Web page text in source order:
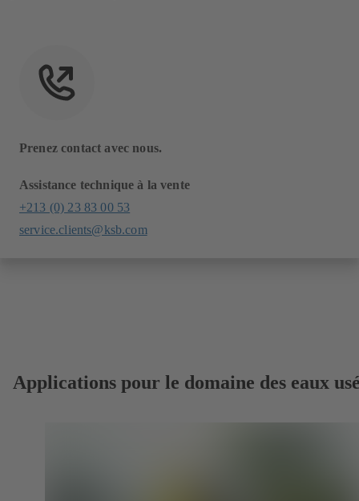
Prenez contact avec nous.
Assistance technique à la vente
+213 (0) 23 83 00 53
service.clients@ksb.com
Applications pour le domaine des eaux